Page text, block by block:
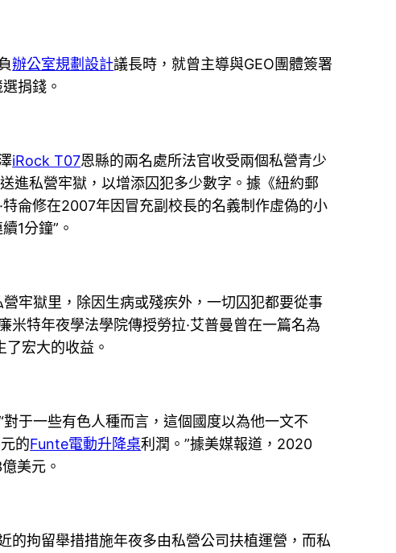
辦公室規劃設計議長時，就曾主導與GEO團體簽署
捐錢。
iRock T07恩縣的兩名處所法官收受兩個私營青少
私營牢獄，以增添囚犯多少數字。據《紐約郵
侖修在2007年因冒充副校長的名義制作虛偽的小
1分鐘”。
牢獄里，除因生病或殘疾外，一切囚犯都要從事
特年夜學法學院傳授勞拉·艾普曼曾在一篇名為
宏大的收益。
于一些有色人種而言，這個國度以為他一文不
的Funte電動升降桌利潤。”據美媒報道，2020
美元。
的拘留舉措措施年夜多由私營公司扶植運營，而私